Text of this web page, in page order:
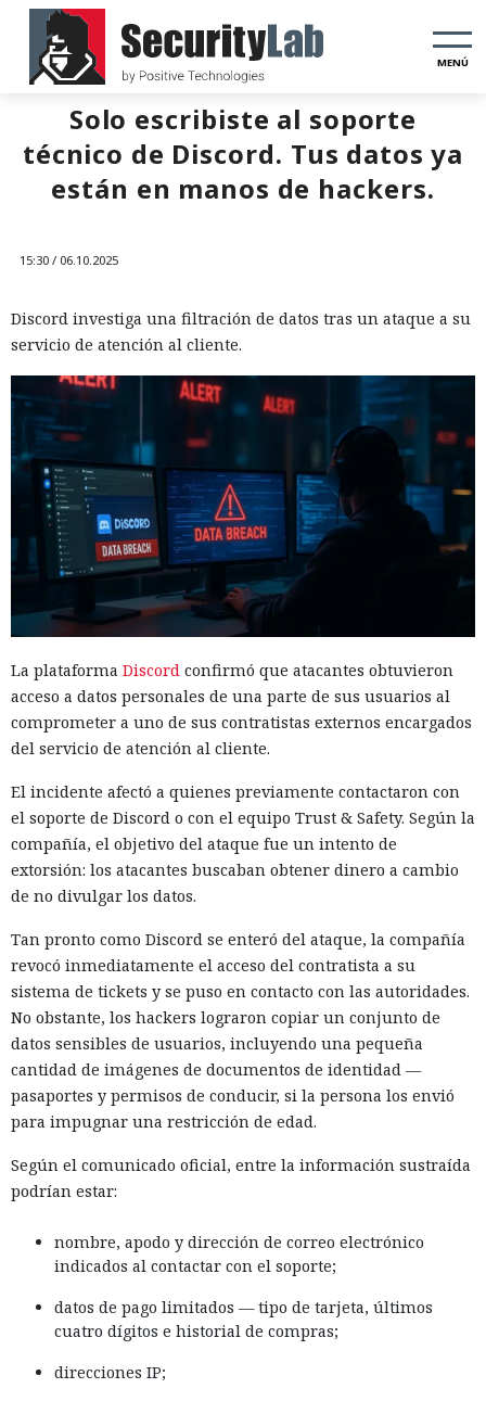
MENÚ
Solo escribiste al soporte
técnico de Discord. Tus datos ya
están en manos de hackers.
15:30 / 06.10.2025
Discord investiga una filtración de datos tras un ataque a su
servicio de atención al cliente.
La plataforma Discord confirmó que atacantes obtuvieron
acceso a datos personales de una parte de sus usuarios al
comprometer a uno de sus contratistas externos encargados
del servicio de atención al cliente.
El incidente afectó a quienes previamente contactaron con
el soporte de Discord o con el equipo Trust & Safety. Según la
compañía, el objetivo del ataque fue un intento de
extorsión: los atacantes buscaban obtener dinero a cambio
de no divulgar los datos.
Tan pronto como Discord se enteró del ataque, la compañía
revocó inmediatamente el acceso del contratista a su
sistema de tickets y se puso en contacto con las autoridades.
No obstante, los hackers lograron copiar un conjunto de
datos sensibles de usuarios, incluyendo una pequeña
cantidad de imágenes de documentos de identidad —
pasaportes y permisos de conducir, si la persona los envió
para impugnar una restricción de edad.
Según el comunicado oficial, entre la información sustraída
podrían estar:
nombre, apodo y dirección de correo electrónico
indicados al contactar con el soporte;
datos de pago limitados — tipo de tarjeta, últimos
cuatro dígitos e historial de compras;
direcciones IP;